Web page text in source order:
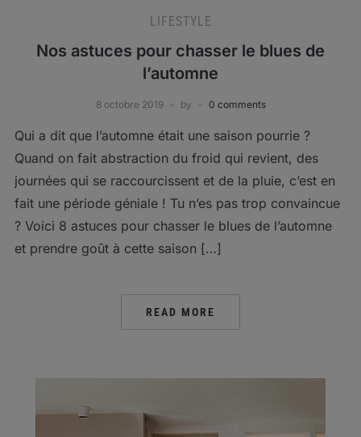
LIFESTYLE
Nos astuces pour chasser le blues de
l’automne
8 octobre 2019 by 0 comments
Qui a dit que l’automne était une saison pourrie ?
Quand on fait abstraction du froid qui revient, des
journées qui se raccourcissent et de la pluie, c’est en
fait une période géniale ! Tu n’es pas trop convaincue
? Voici 8 astuces pour chasser le blues de l’automne
et prendre goût à cette saison […]
READ MORE